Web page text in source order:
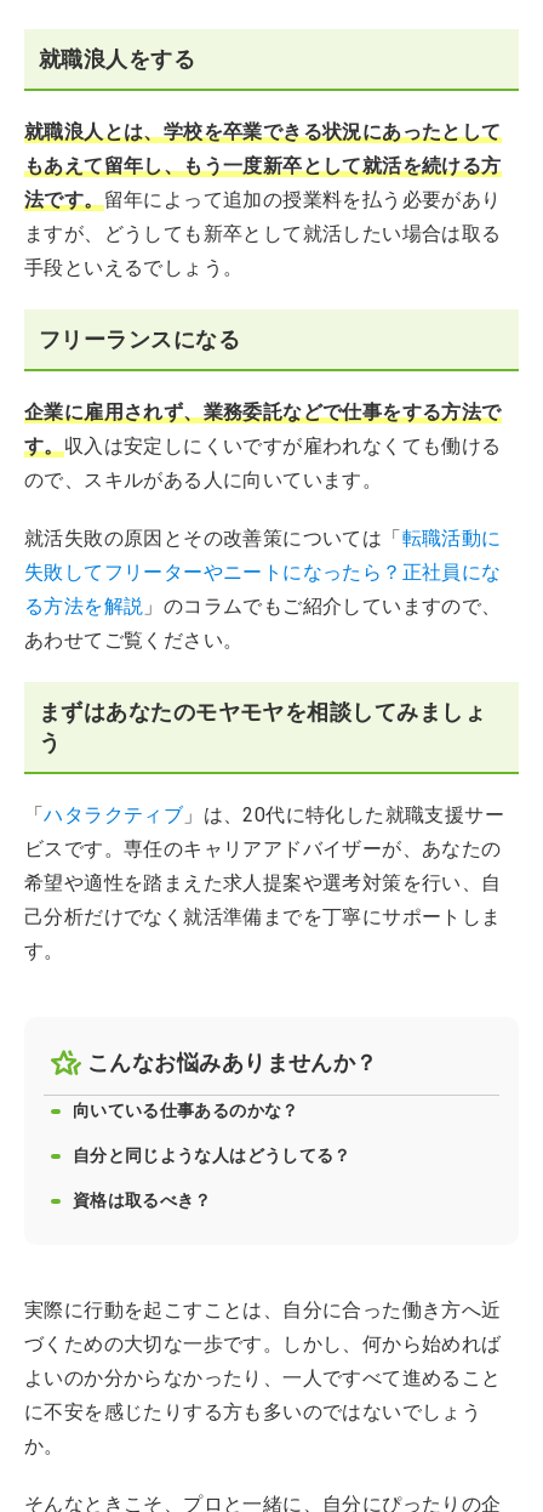
就職浪人をする
就職浪人とは、学校を卒業できる状況にあったとして
もあえて留年し、もう一度新卒として就活を続ける方
法です。留年によって追加の授業料を払う必要があり
ますが、どうしても新卒として就活したい場合は取る
手段といえるでしょう。
フリーランスになる
企業に雇用されず、業務委託などで仕事をする方法で
す。収入は安定しにくいですが雇われなくても働ける
ので、スキルがある人に向いています。
就活失敗の原因とその改善策については「転職活動に
失敗してフリーターやニートになったら？正社員にな
る方法を解説 」のコラムでもご紹介していますので、
あわせてご覧ください。
まずはあなたのモヤモヤを相談してみましょ
う
「ハタラクティブ 」は、20代に特化した就職支援サー
ビスです。専任のキャリアアドバイザーが、あなたの
希望や適性を踏まえた求人提案や選考対策を行い、自
己分析だけでなく就活準備までを丁寧にサポートしま
す。
こんなお悩みありませんか？
向いている仕事あるのかな？
自分と同じような人はどうしてる？
資格は取るべき？
実際に行動を起こすことは、自分に合った働き方へ近
づくための大切な一歩です。しかし、何から始めれば
よいのか分からなかったり、一人ですべて進めること
に不安を感じたりする方も多いのではないでしょう
か。
そんなときこそ、プロと一緒に、自分にぴったりの企